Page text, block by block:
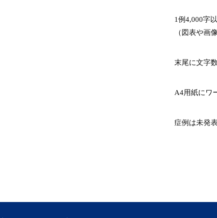
1例4,000字
（図表や画
末尾に文字
A4用紙にワ
症例は未発